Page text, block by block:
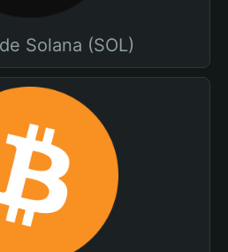
Solana (SOL)